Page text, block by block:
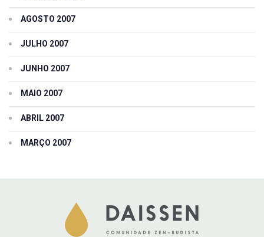
AGOSTO 2007
JULHO 2007
JUNHO 2007
MAIO 2007
ABRIL 2007
MARÇO 2007